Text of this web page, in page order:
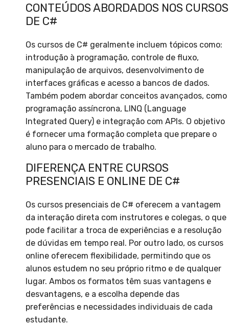
CONTEÚDOS ABORDADOS NOS CURSOS
DE C#
Os cursos de C# geralmente incluem tópicos como:
introdução à programação, controle de fluxo,
manipulação de arquivos, desenvolvimento de
interfaces gráficas e acesso a bancos de dados.
Também podem abordar conceitos avançados, como
programação assíncrona, LINQ (Language
Integrated Query) e integração com APIs. O objetivo
é fornecer uma formação completa que prepare o
aluno para o mercado de trabalho.
DIFERENÇA ENTRE CURSOS
PRESENCIAIS E ONLINE DE C#
Os cursos presenciais de C# oferecem a vantagem
da interação direta com instrutores e colegas, o que
pode facilitar a troca de experiências e a resolução
de dúvidas em tempo real. Por outro lado, os cursos
online oferecem flexibilidade, permitindo que os
alunos estudem no seu próprio ritmo e de qualquer
lugar. Ambos os formatos têm suas vantagens e
desvantagens, e a escolha depende das
preferências e necessidades individuais de cada
estudante.